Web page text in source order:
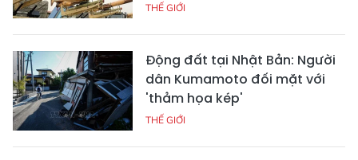
THẾ GIỚI
Động đất tại Nhật Bản: Người
dân Kumamoto đối mặt với
'thảm họa kép'
THẾ GIỚI